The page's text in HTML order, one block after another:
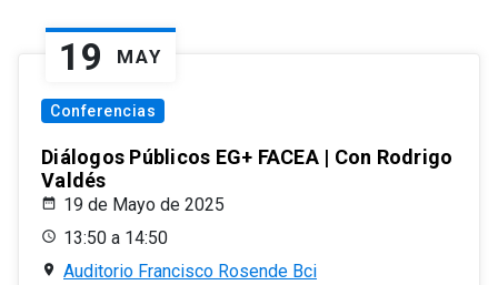
19 MAY
Conferencias
Diálogos Públicos EG+ FACEA | Con Rodrigo
Valdés
19 de Mayo de 2025
13:50 a 14:50
Auditorio Francisco Rosende Bci